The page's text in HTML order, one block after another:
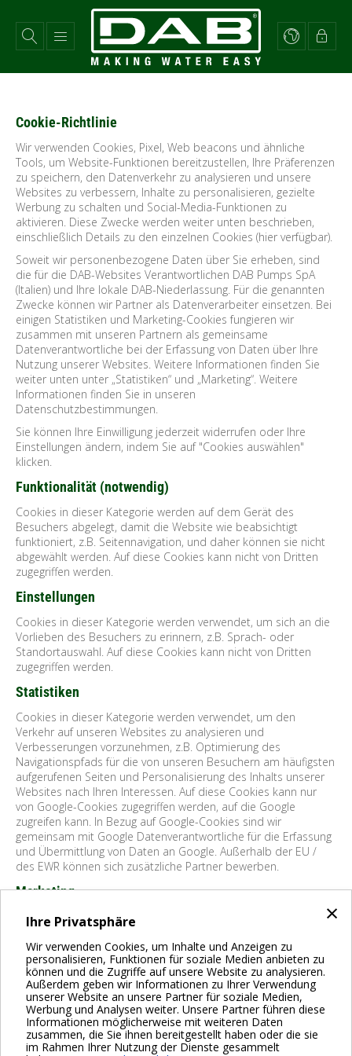
×
Ihre Privatsphäre
Wir verwenden Cookies, um Inhalte und Anzeigen zu
personalisieren, Funktionen für soziale Medien anbieten zu
können und die Zugriffe auf unsere Website zu analysieren.
Außerdem geben wir Informationen zu Ihrer Verwendung
unserer Website an unsere Partner für soziale Medien,
Werbung und Analysen weiter. Unsere Partner führen diese
Informationen möglicherweise mit weiteren Daten
zusammen, die Sie ihnen bereitgestellt haben oder die sie
im Rahmen Ihrer Nutzung der Dienste gesammelt
zum
Inhalt
Cookie-Richtlinie
Wir verwenden Cookies, Pixel, Web beacons und ähnliche
Tools, um Website-Funktionen bereitzustellen, Ihre Präferenzen
zu speichern, den Datenverkehr zu analysieren und unsere
Websites zu verbessern, Inhalte zu personalisieren, gezielte
Werbung zu schalten und Social-Media-Funktionen zu
aktivieren. Diese Zwecke werden weiter unten beschrieben,
einschließlich Details zu den einzelnen Cookies (hier verfügbar).
Soweit wir personenbezogene Daten über Sie erheben, sind
die für die DAB-Websites Verantwortlichen DAB Pumps SpA
(Italien) und Ihre lokale DAB-Niederlassung. Für die genannten
Zwecke können wir Partner als Datenverarbeiter einsetzen. Bei
einigen Statistiken und Marketing-Cookies fungieren wir
zusammen mit unseren Partnern als gemeinsame
Datenverantwortliche bei der Erfassung von Daten über Ihre
Nutzung unserer Websites. Weitere Informationen finden Sie
weiter unten unter „Statistiken“ und „Marketing“. Weitere
Informationen finden Sie in unseren
Datenschutzbestimmungen.
Sie können Ihre Einwilligung jederzeit widerrufen oder Ihre
Einstellungen ändern, indem Sie auf "Cookies auswählen"
klicken.
Funktionalität (notwendig)
Cookies in dieser Kategorie werden auf dem Gerät des
Besuchers abgelegt, damit die Website wie beabsichtigt
funktioniert, z.B. Seitennavigation, und daher können sie nicht
abgewählt werden. Auf diese Cookies kann nicht von Dritten
zugegriffen werden.
Einstellungen
Cookies in dieser Kategorie werden verwendet, um sich an die
Vorlieben des Besuchers zu erinnern, z.B. Sprach- oder
Standortauswahl. Auf diese Cookies kann nicht von Dritten
zugegriffen werden.
Statistiken
Cookies in dieser Kategorie werden verwendet, um den
Verkehr auf unseren Websites zu analysieren und
Verbesserungen vorzunehmen, z.B. Optimierung des
Navigationspfads für die von unseren Besuchern am häufigsten
aufgerufenen Seiten und Personalisierung des Inhalts unserer
Websites nach Ihren Interessen. Auf diese Cookies kann nur
von Google-Cookies zugegriffen werden, auf die Google
zugreifen kann. In Bezug auf Google-Cookies sind wir
gemeinsam mit Google Datenverantwortliche für die Erfassung
und Übermittlung von Daten an Google. Außerhalb der EU /
des EWR können sich zusätzliche Partner bewerben.
Marketing
Cookies in dieser Kategorie werden verwendet, um Besucher
über Websites hinweg zu verfolgen, um gezielte und
personalisierte Werbung zu schalten, d.h. um die Relevanz der
Werbung zu erhöhen, auf die Sie stoßen. Die Cookies erhöhen
nicht die Anzahl der Anzeigen, die Sie sehen. Auf diese Cookies
kann nicht von Dritten zugegriffen werden, mit Ausnahme von
Google-, Facebook-, Twitter- und LinkedIn-Cookies, auf die
jeweils für den jeweiligen Partner zugegriffen werden kann. In
Bezug auf diese Cookies sind wir mit jedem Partner
gemeinsame Datenverantwortliche für die Erhebung und